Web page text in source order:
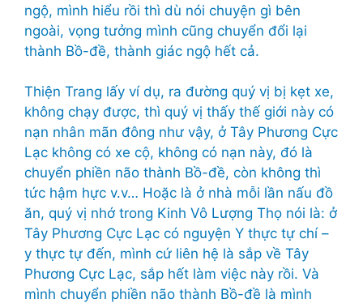
ngộ, mình hiểu rồi thì dù nói chuyện gì bên
ngoài, vọng tưởng mình cũng chuyển đổi lại
thành Bồ-đề, thành giác ngộ hết cả.
Thiện Trang lấy ví dụ, ra đường quý vị bị kẹt xe,
không chạy được, thì quý vị thấy thế giới này có
nạn nhân mãn đông như vậy, ở Tây Phương Cực
Lạc không có xe cộ, không có nạn này, đó là
chuyển phiền não thành Bồ-đề, còn không thì
tức hậm hực v.v… Hoặc là ở nhà mỗi lần nấu đồ
ăn, quý vị nhớ trong Kinh Vô Lượng Thọ nói là: ở
Tây Phương Cực Lạc có nguyện Y thực tự chí –
y thực tự đến, mình cứ liên hệ là sắp về Tây
Phương Cực Lạc, sắp hết làm việc này rồi. Và
mình chuyển phiền não thành Bồ-đề là mình